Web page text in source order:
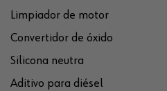
Limpiador de motor
Convertidor de óxido
Silicona neutra
Aditivo para diésel